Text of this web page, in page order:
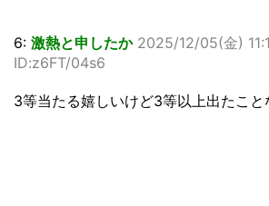
6: 激熱と申したか 2025/12/05(金)
ID:z6FT/04s6
3等当たる嬉しいけど3等以上出たこと